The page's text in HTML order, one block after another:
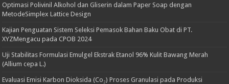
Optimasi Polivinil Alkohol dan Gliserin dalam Paper Soap dengan
MetodeSimplex Lattice Design
Kajian Penguatan Sistem Seleksi Pemasok Bahan Baku Obat di PT.
XYZMengacu pada CPOB 2024
Uji Stabilitas Formulasi Emulgel Ekstrak Etanol 96% Kulit Bawang Merah
(Allium cepa L.)
Evaluasi Emisi Karbon Dioksida (Co₂) Proses Granulasi pada Produksi